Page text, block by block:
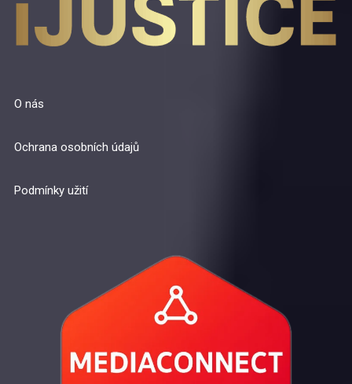
O nás
Ochrana osobních údajů
Podmínky užití